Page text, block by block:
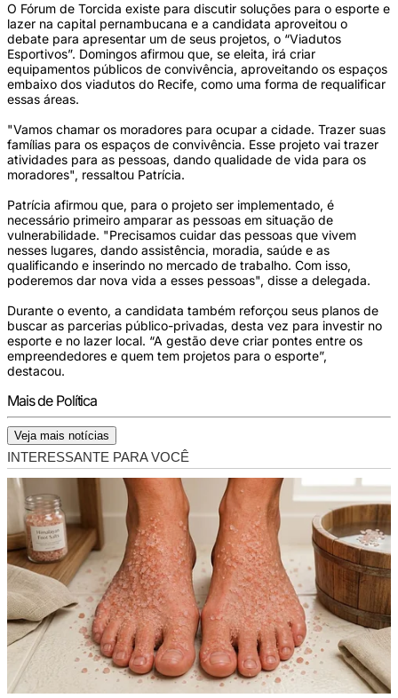
O Fórum de Torcida existe para discutir soluções para o esporte e
lazer na capital pernambucana e a candidata aproveitou o
debate para apresentar um de seus projetos, o “Viadutos
Esportivos”. Domingos afirmou que, se eleita, irá criar
equipamentos públicos de convivência, aproveitando os espaços
embaixo dos viadutos do Recife, como uma forma de requalificar
essas áreas.
"Vamos chamar os moradores para ocupar a cidade. Trazer suas
famílias para os espaços de convivência. Esse projeto vai trazer
atividades para as pessoas, dando qualidade de vida para os
moradores", ressaltou Patrícia.
Patrícia afirmou que, para o projeto ser implementado, é
necessário primeiro amparar as pessoas em situação de
vulnerabilidade. "Precisamos cuidar das pessoas que vivem
nesses lugares, dando assistência, moradia, saúde e as
qualificando e inserindo no mercado de trabalho. Com isso,
poderemos dar nova vida a esses pessoas", disse a delegada.
Durante o evento, a candidata também reforçou seus planos de
buscar as parcerias público-privadas, desta vez para investir no
esporte e no lazer local. “A gestão deve criar pontes entre os
empreendedores e quem tem projetos para o esporte”,
destacou.
Mais de Política
Veja mais notícias